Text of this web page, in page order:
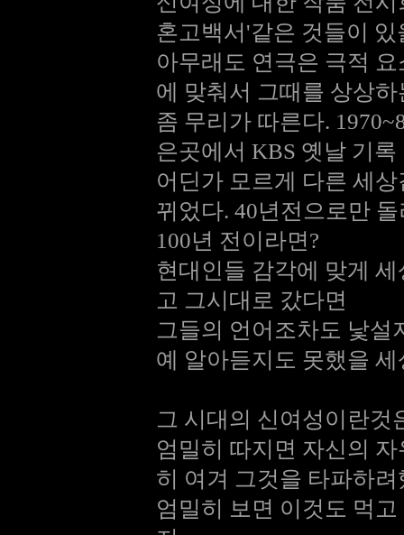
혼고백서'같은 것들이 있
아무래도 연극은 극적
에 맞춰서 그때를 상상
좀 무리가 따른다.
은곳에서 KBS 옛날 기
어딘가 모르게 다른 세
뀌었다. 40년전으로만
100년 전이라면?
현대인들 감각에 맞게
고 그시대로 갔다면
그들의 언어조차도 낯설
예 알아듣지도 못했을 세
그 시대의 신여성이란것
엄밀히 따지면 자신의
히 여겨 그것을 타파하
엄밀히 보면 이것도 먹